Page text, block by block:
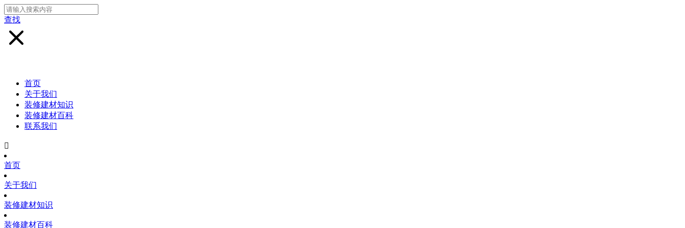
查找
首页
关于我们
装修建材知识
装修建材百科
联系我们

首页
关于我们
装修建材知识
装修建材百科